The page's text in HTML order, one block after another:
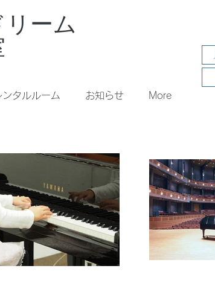
リーム
ンタルルーム お知らせ More